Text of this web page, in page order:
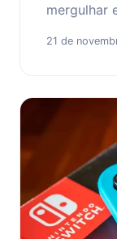
mergulhar
21 de